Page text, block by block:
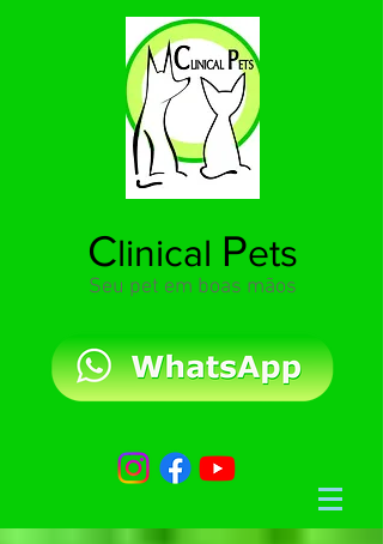
Clinical Pets
Seu pet em boas mãos